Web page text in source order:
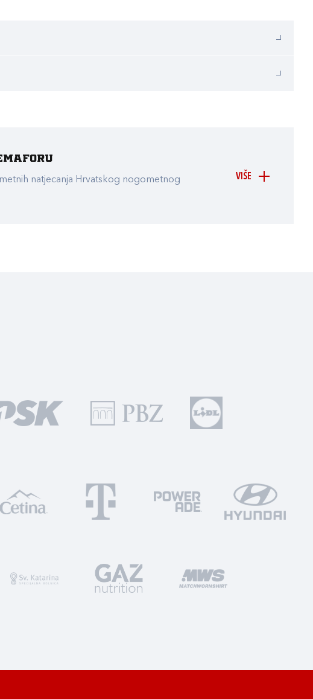
VIŠE
natjecanja Hrvatskog nogometnog